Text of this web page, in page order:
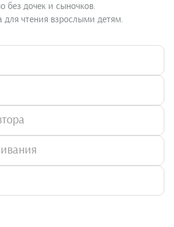
без дочек и сыночков.
для чтения взрослыми детям.